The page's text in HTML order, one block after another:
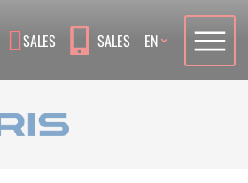
SALES SALES Language
EN